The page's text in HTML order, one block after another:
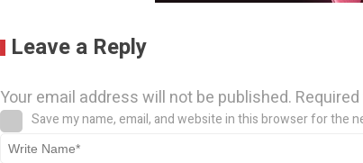
Leave a Reply
Your email address will not be published.
Save my name, email, and website in this browser for the